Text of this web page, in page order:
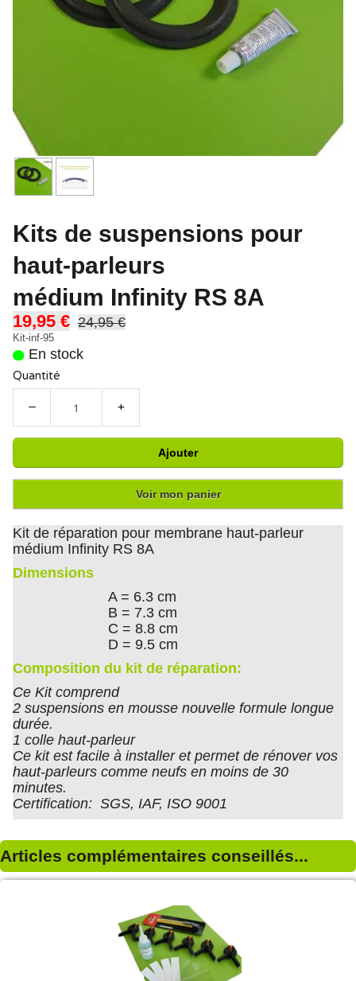
Kits de suspensions pour
haut-parleurs
médium Infinity RS 8A
19,95 € 24,95 €
Kit-inf-95
En stock
Quantité
− +
Ajouter
Voir mon panier
Kit de réparation pour membrane haut-parleur
médium Infinity RS 8A
Dimensions
A = 6.3 cm
B = 7.3 cm
C = 8.8 cm
D = 9.5 cm
Composition du kit de réparation:
Ce Kit comprend
2 suspensions en mousse nouvelle formule longue
durée.
1 colle haut-parleur
Ce kit est facile à installer et permet de rénover vos
haut-parleurs comme neufs en moins de 30
minutes.
Certification: SGS, IAF, ISO 9001
Articles complémentaires conseillés...